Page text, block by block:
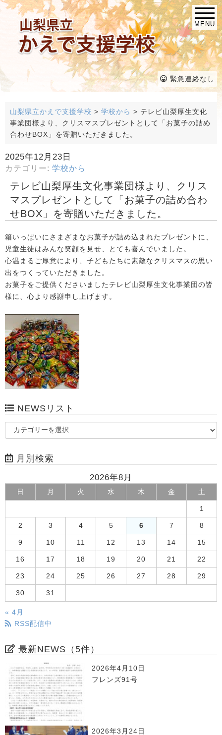
MENU
緊急連絡なし
山梨県立かえで支援学校 > 学校から > テレビ山梨厚生文化
事業団様より、クリスマスプレゼントとして「お菓子の詰め
合わせBOX」を寄贈いただきました。
2025年12月23日
カテゴリー: 学校から
テレビ山梨厚生文化事業団様より、クリス
マスプレゼントとして「お菓子の詰め合わ
せBOX」を寄贈いただきました。
箱いっぱいにさまざまなお菓子が詰め込まれたプレゼントに、
児童生徒はみんな笑顔を見せ、とても喜んでいました。
心温まるご厚意により、子どもたちに素敵なクリスマスの思い
出をつくっていただきました。
お菓子をご提供くださいましたテレビ山梨厚生文化事業団の皆
様に、心より感謝申し上げます。
NEWSリスト
月別検索
2026年8月
日 月 火 水 木 金 土
1
2 3 4 5 6 7 8
9 10 11 12 13 14 15
16 17 18 19 20 21 22
23 24 25 26 27 28 29
30 31
« 4月
RSS配信中
最新NEWS（5件）
2026年4月10日
フレンズ91号
2026年3月24日